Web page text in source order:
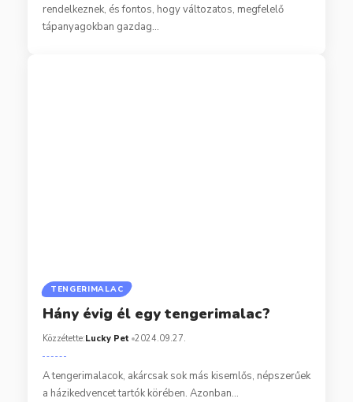
rendelkeznek, és fontos, hogy változatos, megfelelő
tápanyagokban gazdag…
TENGERIMALAC
Hány évig él egy tengerimalac?
Közzétette:Lucky Pet 2024.09.27.
A tengerimalacok, akárcsak sok más kisemlős, népszerűek
a házikedvencet tartók körében. Azonban…